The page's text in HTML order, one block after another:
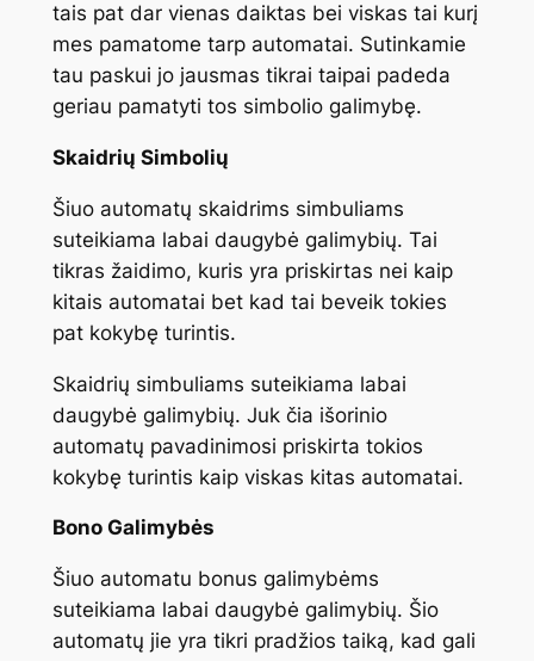
tais pat dar vienas daiktas bei viskas tai kurį
mes pamatome tarp automatai. Sutinkamie
tau paskui jo jausmas tikrai taipai padeda
geriau pamatyti tos simbolio galimybę.
Skaidrių Simbolių
Šiuo automatų skaidrims simbuliams
suteikiama labai daugybė galimybių. Tai
tikras žaidimo, kuris yra priskirtas nei kaip
kitais automatai bet kad tai beveik tokies
pat kokybę turintis.
Skaidrių simbuliams suteikiama labai
daugybė galimybių. Juk čia išorinio
automatų pavadinimosi priskirta tokios
kokybę turintis kaip viskas kitas automatai.
Bono Galimybės
Šiuo automatu bonus galimybėms
suteikiama labai daugybė galimybių. Šio
automatų jie yra tikri pradžios taiką, kad gali